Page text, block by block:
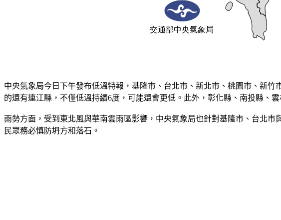
中央氣象局今日下午發布低溫特報，基隆市、台北市、新北市、桃園市、新
的還有連江縣，不僅低溫持續6度，可能還會更低。此外，彰化縣、南投縣、
雨勢方面，受到東北風與華南雲雨區影響，中央氣象局也針對基隆市、台北
民眾務必慎防坍方和落石。